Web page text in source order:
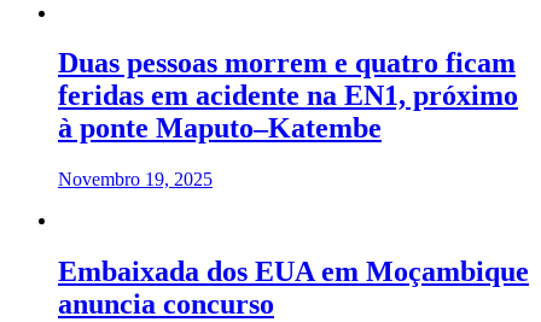
Duas pessoas morrem e quatro ficam
feridas em acidente na EN1, próximo
à ponte Maputo–Katembe
Novembro 19, 2025
Embaixada dos EUA em Moçambique
anuncia concurso